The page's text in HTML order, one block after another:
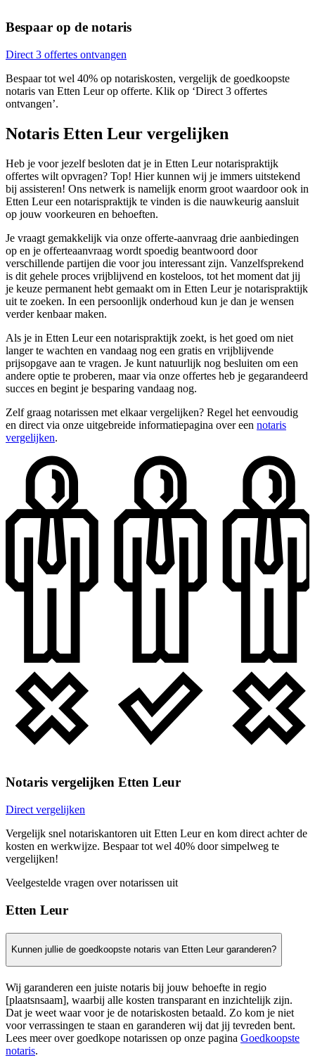
Bespaar op de notaris
Direct 3 offertes ontvangen
Bespaar tot wel 40% op notariskosten, vergelijk de goedkoopste
notaris van Etten Leur op offerte. Klik op ‘Direct 3 offertes
ontvangen’.
Notaris Etten Leur vergelijken
Heb je voor jezelf besloten dat je in Etten Leur notarispraktijk
offertes wilt opvragen? Top! Hier kunnen wij je immers uitstekend
bij assisteren! Ons netwerk is namelijk enorm groot waardoor ook in
Etten Leur een notarispraktijk te vinden is die nauwkeurig aansluit
op jouw voorkeuren en behoeften.
Je vraagt gemakkelijk via onze offerte-aanvraag drie aanbiedingen
op en je offerteaanvraag wordt spoedig beantwoord door
verschillende partijen die voor jou interessant zijn. Vanzelfsprekend
is dit gehele proces vrijblijvend en kosteloos, tot het moment dat jij
je keuze permanent hebt gemaakt om in Etten Leur je notarispraktijk
uit te zoeken. In een persoonlijk onderhoud kun je dan je wensen
verder kenbaar maken.
Als je in Etten Leur een notarispraktijk zoekt, is het goed om niet
langer te wachten en vandaag nog een gratis en vrijblijvende
prijsopgave aan te vragen. Je kunt natuurlijk nog besluiten om een
andere optie te proberen, maar via onze offertes heb je gegarandeerd
succes en begint je besparing vandaag nog.
Zelf graag notarissen met elkaar vergelijken? Regel het eenvoudig
en direct via onze uitgebreide informatiepagina over een notaris
vergelijken.
Notaris vergelijken Etten Leur
Direct vergelijken
Vergelijk snel notariskantoren uit Etten Leur en kom direct achter de
kosten en werkwijze. Bespaar tot wel 40% door simpelweg te
vergelijken!
Veelgestelde vragen over notarissen uit
Etten Leur
Kunnen jullie de goedkoopste notaris van Etten Leur garanderen?
Wij garanderen een juiste notaris bij jouw behoefte in regio
[plaatsnsaam], waarbij alle kosten transparant en inzichtelijk zijn.
Dat je weet waar voor je de notariskosten betaald. Zo kom je niet
voor verrassingen te staan en garanderen wij dat jij tevreden bent.
Lees meer over goedkope notarissen op onze pagina Goedkoopste
notaris.